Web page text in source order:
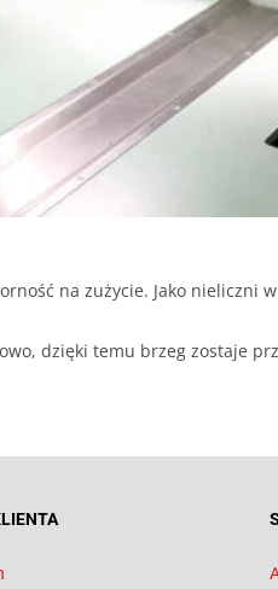
na zużycie. Jako nieliczni
dzięki temu brzeg zostaje